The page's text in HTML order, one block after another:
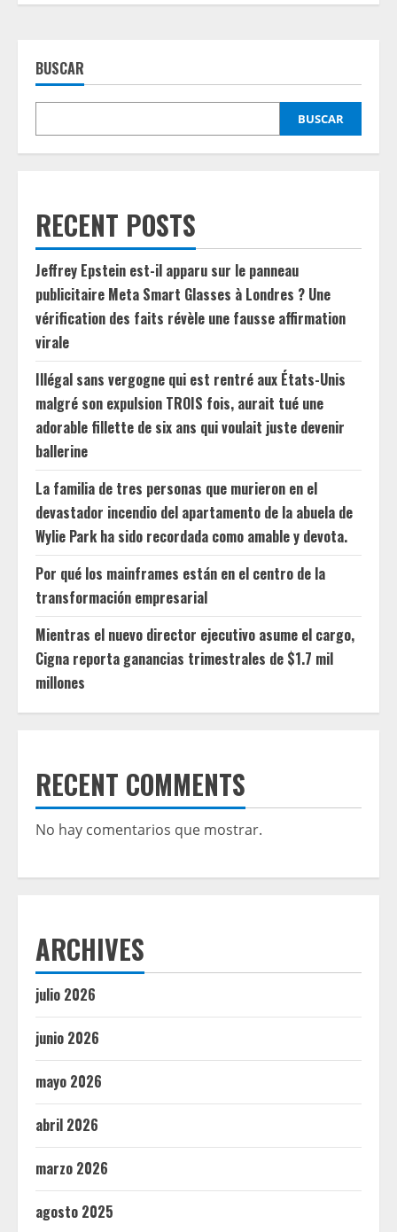
BUSCAR
BUSCAR
RECENT POSTS
Jeffrey Epstein est-il apparu sur le panneau
publicitaire Meta Smart Glasses à Londres ? Une
vérification des faits révèle une fausse affirmation
virale
Illégal sans vergogne qui est rentré aux États-Unis
malgré son expulsion TROIS fois, aurait tué une
adorable fillette de six ans qui voulait juste devenir
ballerine
La familia de tres personas que murieron en el
devastador incendio del apartamento de la abuela de
Wylie Park ha sido recordada como amable y devota.
Por qué los mainframes están en el centro de la
transformación empresarial
Mientras el nuevo director ejecutivo asume el cargo,
Cigna reporta ganancias trimestrales de $1.7 mil
millones
RECENT COMMENTS
No hay comentarios que mostrar.
ARCHIVES
julio 2026
junio 2026
mayo 2026
abril 2026
marzo 2026
agosto 2025